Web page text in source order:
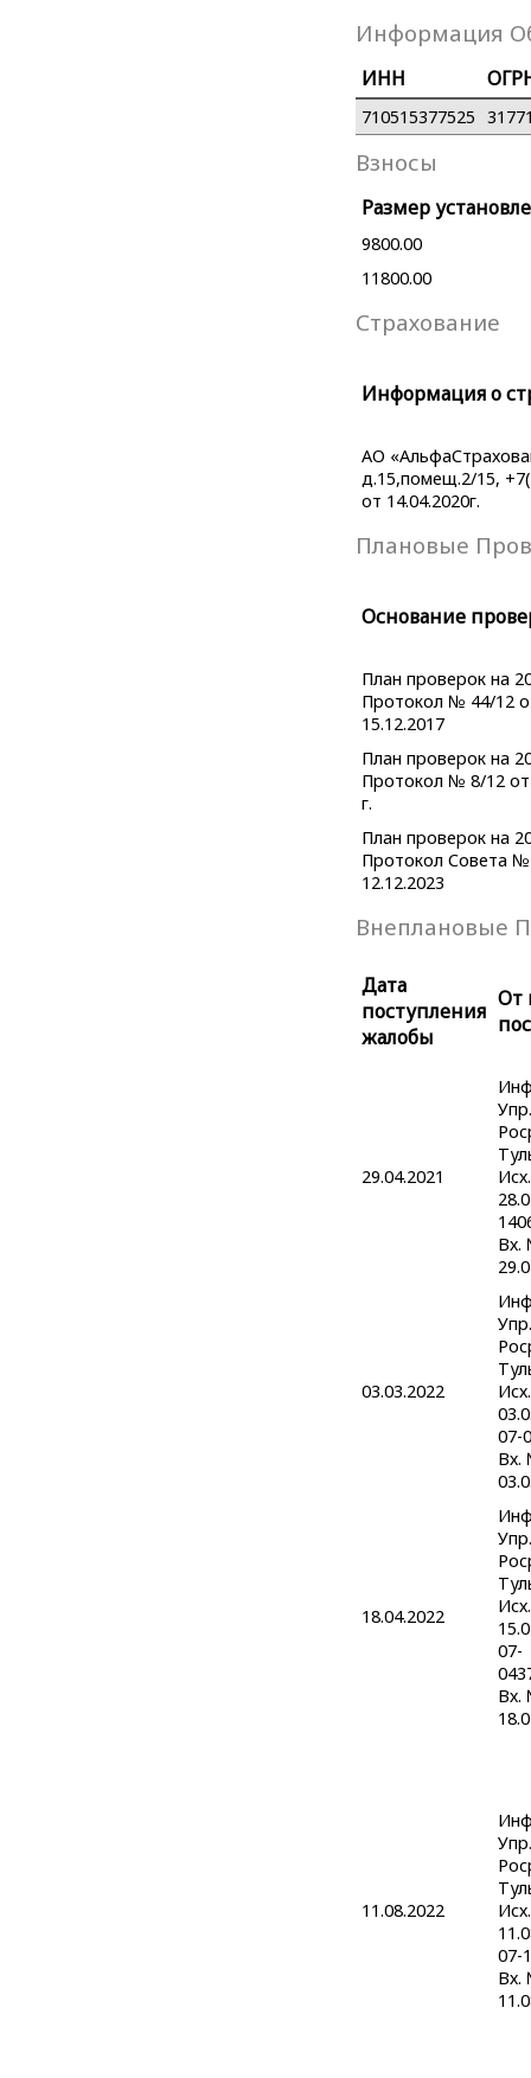
Информация
ИНН
710515377525
Взносы
Размер
9800.00
11800.00
Страхование
Информация о
АО
д.15,помещ.2/15,
от 14.04.2020г.
Плановые
Основание
План проверок на
Протокол № 44/12
15.12.2017
План проверок на
Протокол № 8/12 от
г.
План проверок на
Протокол Совета
12.12.2023
Внеплановые
Дата
поступления
жалобы
От
29.04.2021
Упр.
Вх.
03.03.2022
Упр.
07-
Вх.
18.04.2022
Упр.
07-
Вх.
11.08.2022
Упр.
07-
Вх.